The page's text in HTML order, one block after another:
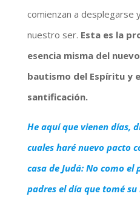
comienzan a desplegarse
nuestro ser. Esta es la
esencia misma del
bautismo del Espíritu y
santificación.
He aquí que vienen días,
cuales haré nuevo pacto
casa de Judá: No como el
padres el día que tomé